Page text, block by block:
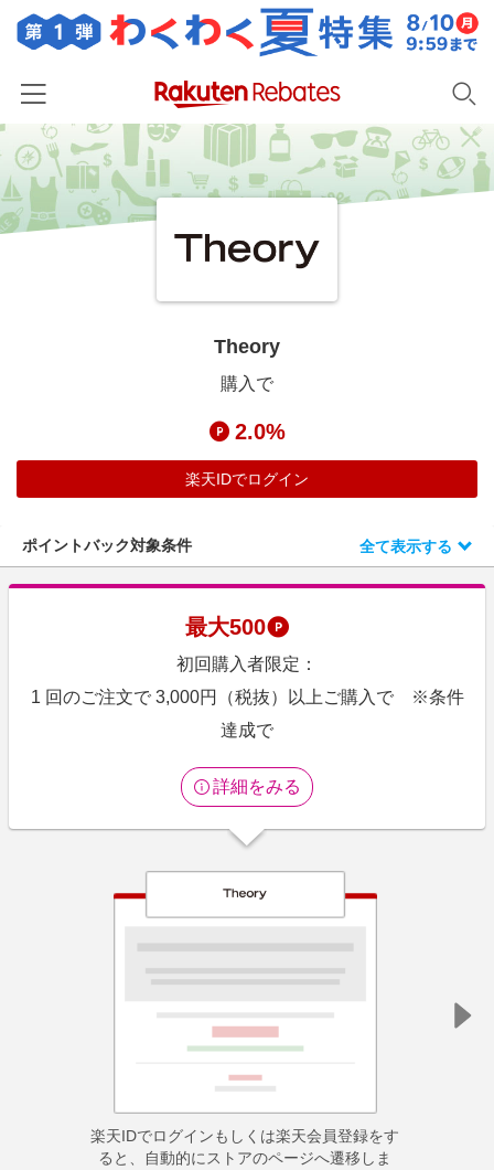
ホーム
カテゴリー一覧
家電・PC・スマホ・カメラ
スポーツ・アウトドア・ゴルフ
インテリア・寝具
旅行・レジャー・ホテル予約
生活・お役立ち
ビジネス・その他サービス
リーベイツ注目ストア
旅行特集
お中元特集2026
とことん買い物チャレンジ
Apple公式サイト×楽天カード分割払い
Theory
購入で
2.0%
楽天IDでログイン
ポイントバック対象条件 全て表示する
最大500
初回購入者限定：
1 回のご注文で 3,000円（税抜）以上ご購入で ※条件
達成で
詳細をみる
楽天IDでログインもしくは楽天会員登録をす
ると、自動的にストアのページへ遷移しま